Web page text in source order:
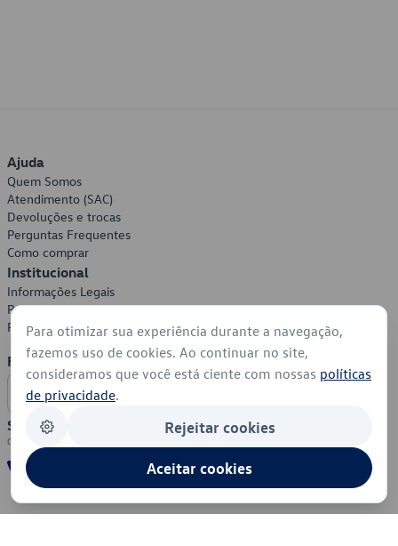
Ajuda
Quem Somos
Atendimento (SAC)
Devoluções e trocas
Perguntas Frequentes
Como comprar
Institucional
Informações Legais
Política de Privacidade
Política de Cookies
Formas de Pagamento
Segurança
Para otimizar sua experiência durante a navegação,
fazemos uso de cookies. Ao continuar no site,
consideramos que você está ciente com nossas políticas
de privacidade.
Rejeitar cookies
Aceitar cookies